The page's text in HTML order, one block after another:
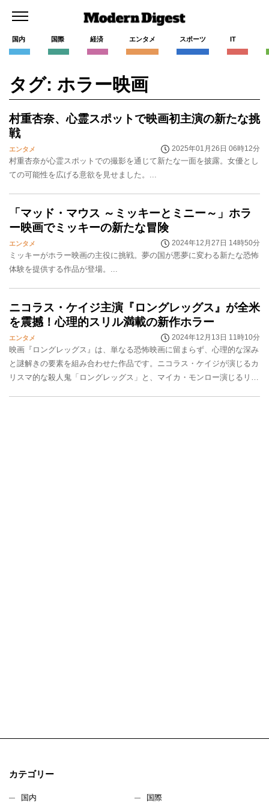
国内 国際 経済 エンタメ スポーツ IT
タグ: ホラー映画
村重杏奈、心霊スポットで映画初主演の新たな挑
戦
エンタメ 2025年01月26日 06時12分
村重杏奈が心霊スポットでの撮影を通じて新たな一面を披露。女優とし
ての可能性を広げる意欲を見せました。...
「マッド・マウス ～ミッキーとミニー～」ホラ
ー映画でミッキーの新たな冒険
エンタメ 2024年12月27日 14時50分
ミッキーがホラー映画の主役に挑戦。夢の国が悪夢に変わる新たな恐怖
体験を提供する作品が登場。...
ニコラス・ケイジ主演『ロングレッグス』が全米
を震撼！心理的スリル満載の新作ホラー
エンタメ 2024年12月13日 11時10分
映画『ロングレッグス』は、単なる恐怖映画に留まらず、心理的な深み
と謎解きの要素を組み合わせた作品です。ニコラス・ケイジが演じるカ
リスマ的な殺人鬼「ロングレッグス」と、マイカ・モンロー演じるリ
カテゴリー
国内 国際